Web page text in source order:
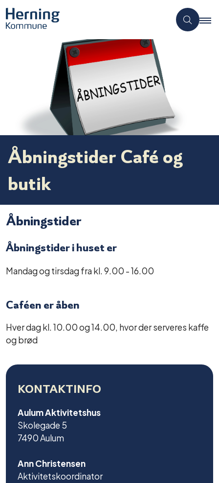
Åbningstider Café og
butik
Åbningstider
Åbningstider i huset er
Mandag og tirsdag fra kl. 9.00 - 16.00
Caféen er åben
Hver dag kl. 10.00 og 14.00, hvor der serveres kaffe
og brød
KONTAKTINFO
Aulum Aktivitetshus
Skolegade 5
7490 Aulum
Ann Christensen
Aktivitetskoordinator